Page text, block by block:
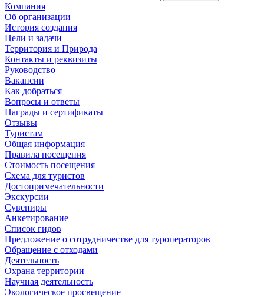
Компания
Об организации
История создания
Цели и задачи
Территория и Природа
Контакты и реквизиты
Руководство
Вакансии
Как добраться
Вопросы и ответы
Награды и сертификаты
Отзывы
Туристам
Общая информация
Правила посещения
Стоимость посещения
Схема для туристов
Достопримечательности
Экскурсии
Сувениры
Анкетирование
Список гидов
Предложение о сотрудничестве для туроператоров
Обращение с отходами
Деятельность
Охрана территории
Научная деятельность
Экологическое просвещение